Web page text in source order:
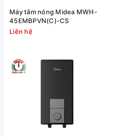
Máy tắm nóng Midea MWH-
45EMBPVN(C)-CS
Liên hệ